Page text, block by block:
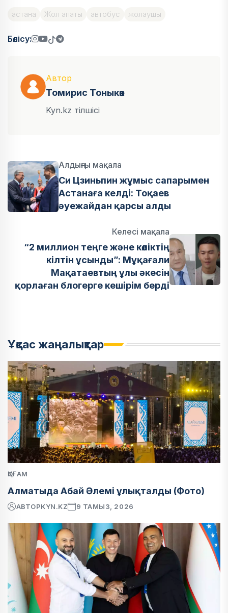
астана Жол апаты автобус жолаушы
Бөлісу:
Автор
Томирис Тоныкөк
Kyn.kz тілшісі
Алдыңғы мақала
Си Цзиньпин жұмыс сапарымен
Астанаға келді: Тоқаев
әуежайдан қарсы алды
Келесі мақала
“2 миллион теңге және көліктің
кілтін ұсынды”: Мұқағали
Мақатаевтың ұлы әкесін
қорлаған блогерге кешірім берді
Ұқсас жаңалықтар
ҚОҒАМ
Алматыда Абай Әлемі ұлықталды (Фото)
АВТОРKYN.KZ 9 ТАМЫЗ, 2026